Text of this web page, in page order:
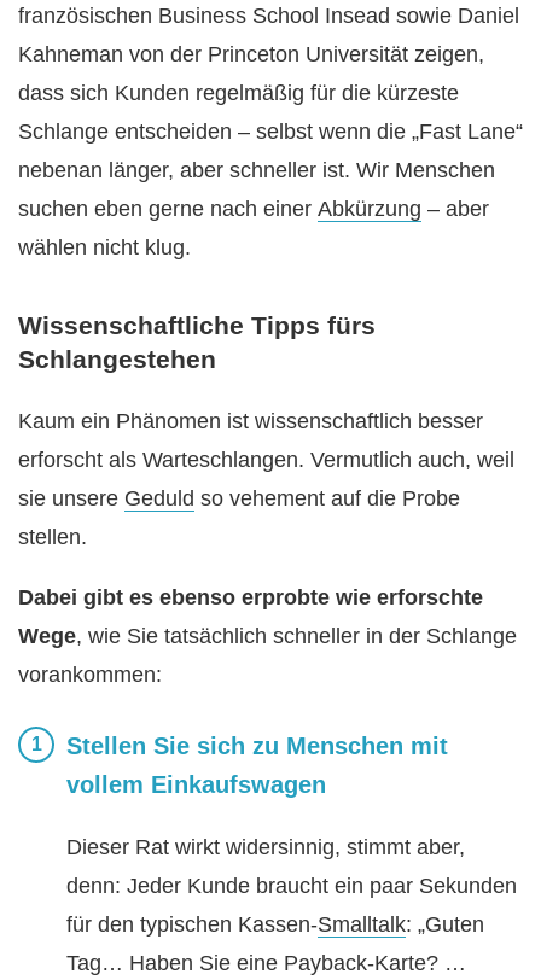
französischen Business School Insead sowie Daniel
Kahneman von der Princeton Universität zeigen,
dass sich Kunden regelmäßig für die kürzeste
Schlange entscheiden – selbst wenn die „Fast Lane“
nebenan länger, aber schneller ist. Wir Menschen
suchen eben gerne nach einer Abkürzung – aber
wählen nicht klug.
Wissenschaftliche Tipps fürs
Schlangestehen
Kaum ein Phänomen ist wissenschaftlich besser
erforscht als Warteschlangen. Vermutlich auch, weil
sie unsere Geduld so vehement auf die Probe
stellen.
Dabei gibt es ebenso erprobte wie erforschte
Wege, wie Sie tatsächlich schneller in der Schlange
vorankommen:
Stellen Sie sich zu Menschen mit
vollem Einkaufswagen
Dieser Rat wirkt widersinnig, stimmt aber,
denn: Jeder Kunde braucht ein paar Sekunden
für den typischen Kassen-Smalltalk: „Guten
Tag… Haben Sie eine Payback-Karte? …